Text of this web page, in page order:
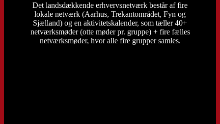
Det landsdækkende erhvervsnetværk består af fire
lokale netværk (Aarhus, Trekantområdet, Fyn og
Sjælland) og en aktivitetskalender, som tæller 40+
netværksmøder (otte møder pr. gruppe) + fire fælles
netværksmøder, hvor alle fire grupper samles.